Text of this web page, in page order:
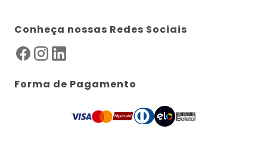
Conheça nossas Redes Sociais
Forma de Pagamento